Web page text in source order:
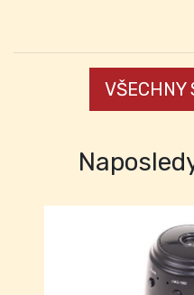
VŠECHNY